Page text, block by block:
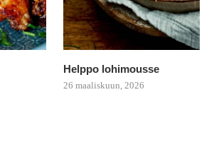
Helppo lohimousse
26 maaliskuun, 2026